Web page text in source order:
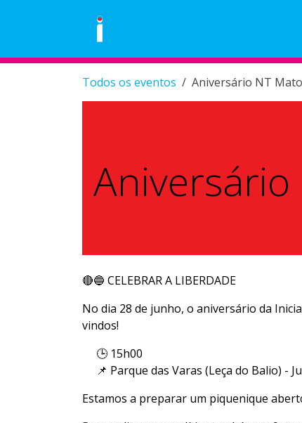
Todos os eventos Aniversário NT
🔴🔵 CELEBRAR A LIBERDADE
No dia 28 de junho, o aniversário da
vindos!
🕒 15h00
📌 Parque das Varas (Leça do Balio) -
Estamos a preparar um piquenique